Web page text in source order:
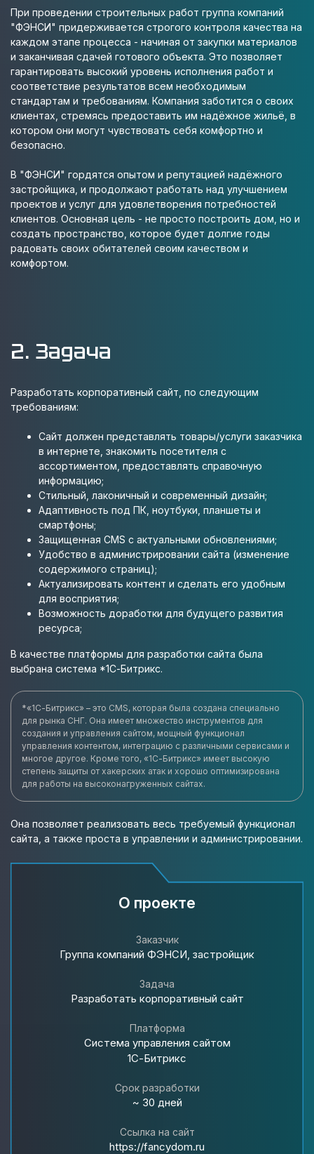
При проведении строительных работ группа компаний
"ФЭНСИ" придерживается строгого контроля качества на
каждом этапе процесса - начиная от закупки материалов
и заканчивая сдачей готового объекта. Это позволяет
гарантировать высокий уровень исполнения работ и
соответствие результатов всем необходимым
стандартам и требованиям. Компания заботится о своих
клиентах, стремясь предоставить им надёжное жильё, в
котором они могут чувствовать себя комфортно и
безопасно.
В "ФЭНСИ" гордятся опытом и репутацией надёжного
застройщика, и продолжают работать над улучшением
проектов и услуг для удовлетворения потребностей
клиентов. Основная цель - не просто построить дом, но и
создать пространство, которое будет долгие годы
радовать своих обитателей своим качеством и
комфортом.
2. Задача
Разработать корпоративный сайт, по следующим
требованиям:
Сайт должен представлять товары/услуги заказчика
в интернете, знакомить посетителя с
ассортиментом, предоставлять справочную
информацию;
Стильный, лаконичный и современный дизайн;
Адаптивность под ПК, ноутбуки, планшеты и
смартфоны;
Защищенная CMS с актуальными обновлениями;
Удобство в администрировании сайта (изменение
содержимого страниц);
Актуализировать контент и сделать его удобным
для восприятия;
Возможность доработки для будущего развития
ресурса;
В качестве платформы для разработки сайта была
выбрана система *1С-Битрикс.
*«1С-Битрикс» – это CMS, которая была создана специально
для рынка СНГ. Она имеет множество инструментов для
создания и управления сайтом, мощный функционал
управления контентом, интеграцию с различными сервисами и
многое другое. Кроме того, «1С-Битрикс» имеет высокую
степень защиты от хакерских атак и хорошо оптимизирована
для работы на высоконагруженных сайтах.
Она позволяет реализовать весь требуемый функционал
сайта, а также проста в управлении и администрировании.
О проекте
Заказчик
Группа компаний ФЭНСИ, застройщик
Задача
Разработать корпоративный сайт
Платформа
Система управления сайтом
1С-Битрикс
Срок разработки
~ 30 дней
Ссылка на сайт
https://fancydom.ru